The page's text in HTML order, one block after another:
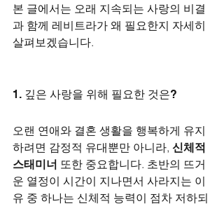
본 글에서는 오래 지속되는 사랑의 비결
과 함께 레비트라가 왜 필요한지 자세히
살펴보겠습니다.
1. 깊은 사랑을 위해 필요한 것은?
오랜 연애와 결혼 생활을 행복하게 유지
하려면 감정적 유대뿐만 아니라, 신체적
스태미너 또한 중요합니다. 초반의 뜨거
운 열정이 시간이 지나면서 사라지는 이
유 중 하나는 신체적 능력이 점차 저하되